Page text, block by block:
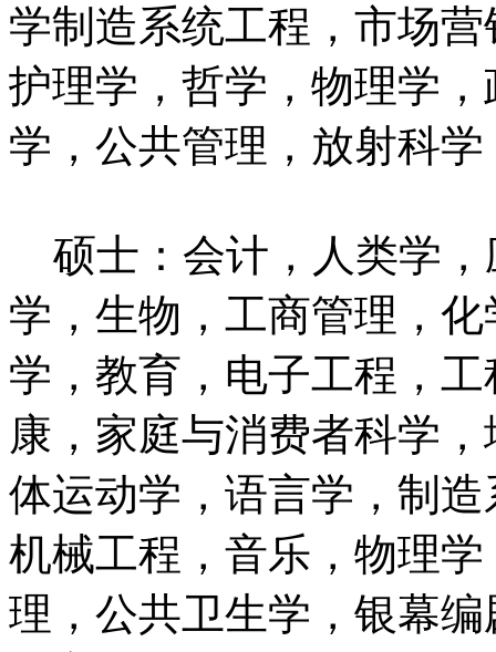
学制造系统工程，市场
护理学，哲学，物理学
学，公共管理，放射科
硕士：会计，人类学，
学，生物，工商管理，
学，教育，电子工程，
康，家庭与消费者科学
体运动学，语言学，制
机械工程，音乐，物理
理，公共卫生学，银幕